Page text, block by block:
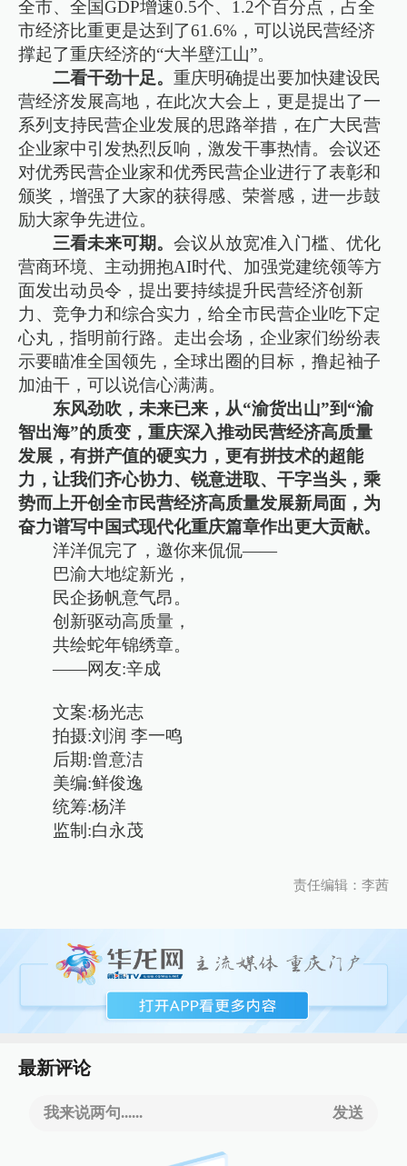
全市、全国GDP增速0.5个、1.2个百分点，占全
市经济比重更是达到了61.6%，可以说民营经济
撑起了重庆经济的“大半壁江山”。
二看干劲十足。重庆明确提出要加快建设民
营经济发展高地，在此次大会上，更是提出了一
系列支持民营企业发展的思路举措，在广大民营
企业家中引发热烈反响，激发干事热情。会议还
对优秀民营企业家和优秀民营企业进行了表彰和
颁奖，增强了大家的获得感、荣誉感，进一步鼓
励大家争先进位。
三看未来可期。会议从放宽准入门槛、优化
营商环境、主动拥抱AI时代、加强党建统领等方
面发出动员令，提出要持续提升民营经济创新
力、竞争力和综合实力，给全市民营企业吃下定
心丸，指明前行路。走出会场，企业家们纷纷表
示要瞄准全国领先，全球出圈的目标，撸起袖子
加油干，可以说信心满满。
东风劲吹，未来已来，从“渝货出山”到“渝
智出海”的质变，重庆深入推动民营经济高质量
发展，有拼产值的硬实力，更有拼技术的超能
力，让我们齐心协力、锐意进取、干字当头，乘
势而上开创全市民营经济高质量发展新局面，为
奋力谱写中国式现代化重庆篇章作出更大贡献。
洋洋侃完了，邀你来侃侃——
巴渝大地绽新光，
民企扬帆意气昂。
创新驱动高质量，
共绘蛇年锦绣章。
——网友:辛成
文案:杨光志
拍摄:刘润 李一鸣
后期:曾意洁
美编:鲜俊逸
统筹:杨洋
监制:白永茂
责任编辑：李茜
最新评论
我来说两句...... 发送